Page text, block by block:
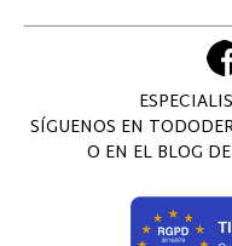
SÍGUENOS EN
O EN EL BLOG